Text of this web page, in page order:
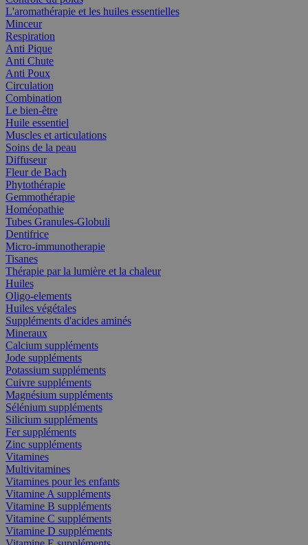
L'aromathérapie et les huiles essentielles
Minceur
Respiration
Anti Pique
Anti Chute
Anti Poux
Circulation
Combination
Le bien-être
Huile essentiel
Muscles et articulations
Soins de la peau
Diffuseur
Fleur de Bach
Phytothérapie
Gemmothérapie
Homéopathie
Tubes Granules-Globuli
Dentifrice
Micro-immunotherapie
Tisanes
Thérapie par la lumière et la chaleur
Huiles
Oligo-elements
Huiles végétales
Suppléments d'acides aminés
Mineraux
Calcium suppléments
Jode suppléments
Potassium suppléments
Cuivre suppléments
Magnésium suppléments
Sélénium suppléments
Silicium suppléments
Fer suppléments
Zinc suppléments
Vitamines
Multivitamines
Vitamines pour les enfants
Vitamine A suppléments
Vitamine B suppléments
Vitamine C suppléments
Vitamine D suppléments